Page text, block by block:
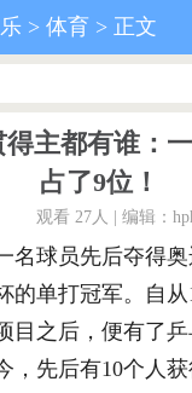
>体育 > 正文
主都有谁：
占了9位！
观看 27人 | 编辑：
名球员先后夺得
的单打冠军。自从
目之后，便有了
，先后有10个人